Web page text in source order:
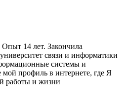
14 лет. Закончила
связи и информатики
системы и
профиль в интернете, где Я
работы и жизни